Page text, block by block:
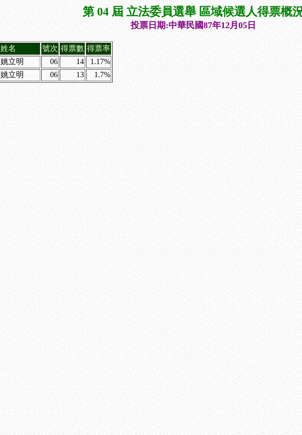
第 04 屆 立法委員選舉 區域候選人得票概
投票日期:中華民國87年12月05日
姓名 號次 得票數 得票率
姚立明 06 14
1.17%
姚立明 06 13 1.7%